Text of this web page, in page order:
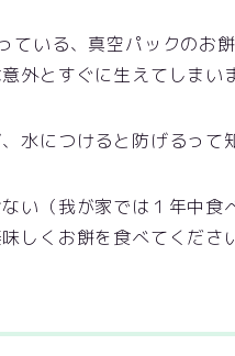
ている、真空パックのお
外とすぐに生えてしまい
水につけると防げるって
い（我が家では１年中
しくお餅を食べてくださ